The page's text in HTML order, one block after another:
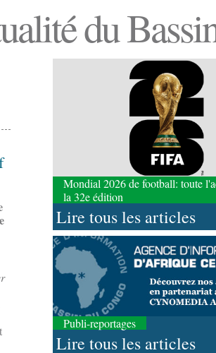
du
Mondial 2026 de football: toute
la 32e édition
Lire tous les articles
Publi-reportages
Lire tous les articles